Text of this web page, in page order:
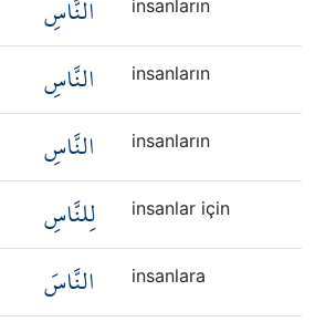
النَّاسِ insanların
النَّاسِ insanların
النَّاسِ insanların
لِلنَّاسِ insanlar için
النَّاسَ insanlara